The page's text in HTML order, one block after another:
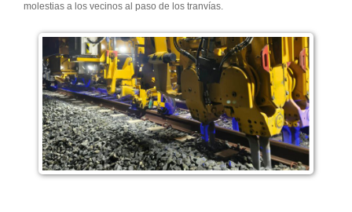
molestias a los vecinos al paso de los tranvías.